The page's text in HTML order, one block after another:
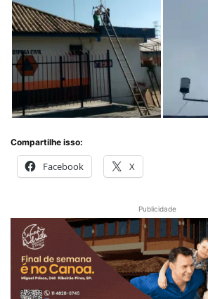
Compartilhe isso:
Facebook X
Publicidade